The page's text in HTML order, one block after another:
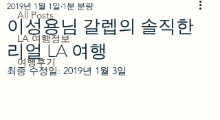
All Posts
LA 여행정보
여행후기
이성용님 갈렙의 솔직한
리얼 LA 여행
2019년 1월 1일 1분 분량
최종 수정일: 2019년 1월 3일